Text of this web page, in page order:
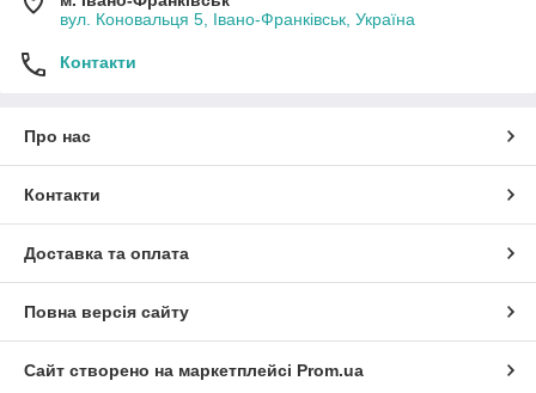
вул. Коновальця 5, Івано-Франківськ, Україна
Контакти
Про нас
Контакти
Доставка та оплата
Повна версія сайту
Сайт створено на маркетплейсі Prom.ua